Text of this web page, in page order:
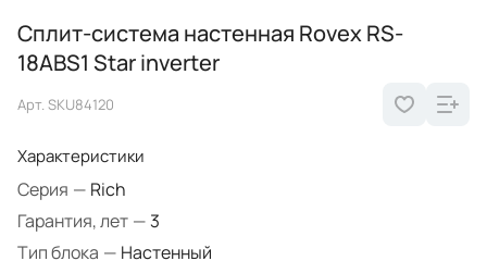
Сплит-система настенная Rovex RS-
18ABS1 Star inverter
Арт. SKU84120
Характеристики
Серия — Rich
Гарантия, лет — 3
Тип блока — Настенный